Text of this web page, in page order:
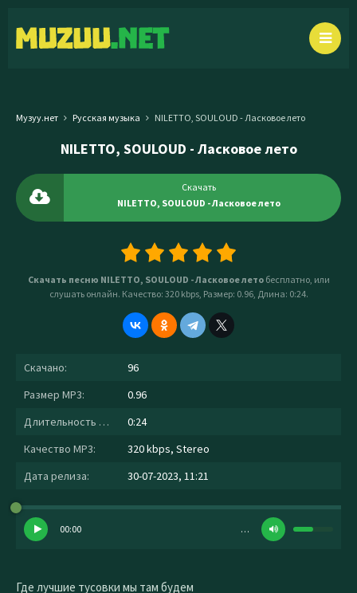
Музуу.нет Русская музыка NILETTO, SOULOUD - Ласковое лето
NILETTO, SOULOUD - Ласковое лето
Скачать
NILETTO, SOULOUD - Ласковое лето
Скачать песню NILETTO, SOULOUD - Ласковое летобесплатно, или
слушать онлайн. Качество: 320 kbps, Размер: 0.96, Длина: 0:24.
Скачано:
96
Размер MP3:
0.96
Длительность MP3:
0:24
Качество MP3:
320 kbps, Stereo
Дата релиза:
30-07-2023, 11:21
00:00 …
Где лучшие тусовки мы там будем